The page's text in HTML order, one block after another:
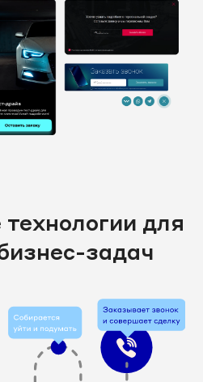
для
задач